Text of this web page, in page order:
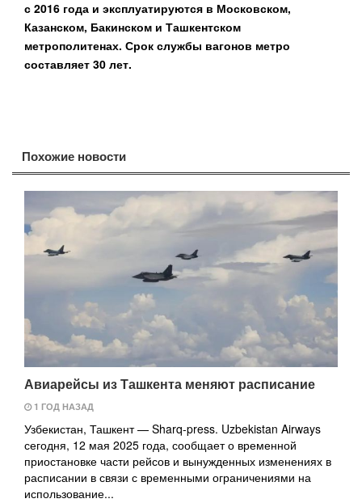
с 2016 года и эксплуатируются в Московском,
Казанском, Бакинском и Ташкентском
метрополитенах. Срок службы вагонов метро
составляет 30 лет.
Похожие новости
Авиарейсы из Ташкента меняют расписание
1 ГОД НАЗАД
Узбекистан, Ташкент — Sharq-press. Uzbekistan Airways
сегодня, 12 мая 2025 года, сообщает о временной
приостановке части рейсов и вынужденных изменениях в
расписании в связи с временными ограничениями на
использование...